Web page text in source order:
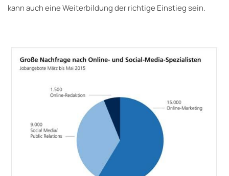
kann auch eine Weiterbildung der richtige Einstieg sein.